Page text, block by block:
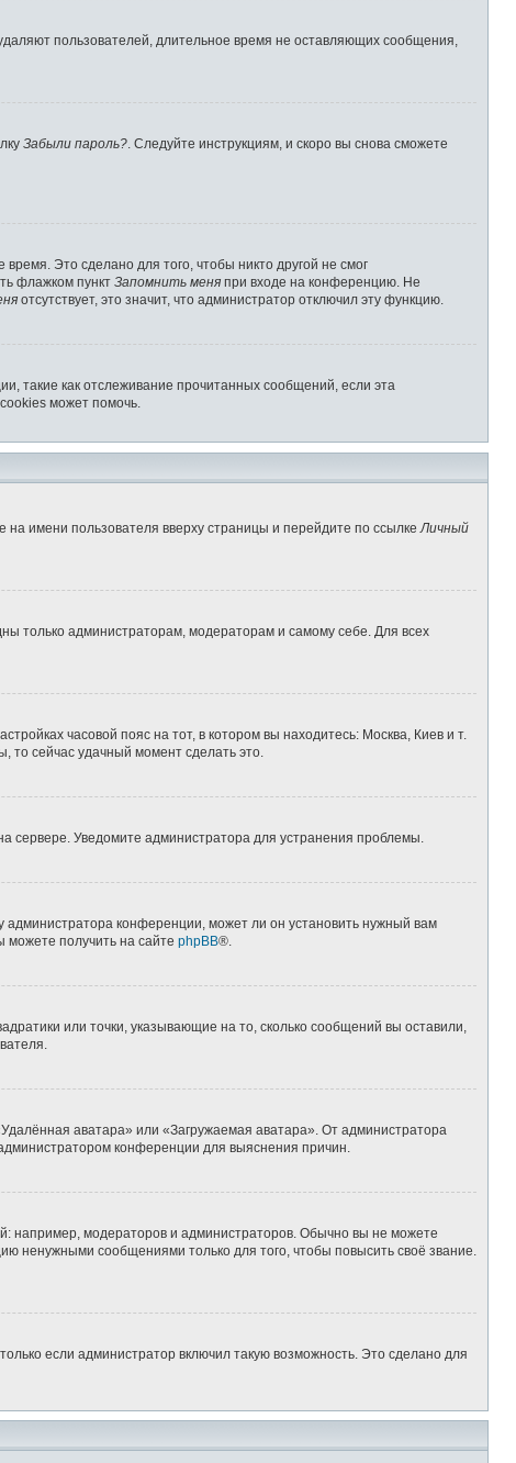
пользователей, длительное время не оставляющих сообщения,
Забыли пароль? . Следуйте инструкциям, и скоро вы снова сможете
Это сделано для того, чтобы никто другой не смог
флажком пункт Запомнить меня при входе на конференцию. Не
отсутствует, это значит, что администратор отключил эту функцию.
такие как отслеживание прочитанных сообщений, если эта
может помочь.
имени пользователя вверху страницы и перейдите по ссылке Личный
только администраторам, модераторам и самому себе. Для всех
часовой пояс на тот, в котором вы находитесь: Москва, Киев и т.
то сейчас удачный момент сделать это.
сервере. Уведомите администратора для устранения проблемы.
конференции, может ли он установить нужный вам
можете получить на сайте phpBB®.
или точки, указывающие на то, сколько сообщений вы оставили,
аватара» или «Загружаемая аватара». От администратора
конференции для выяснения причин.
например, модераторов и администраторов. Обычно вы не можете
ненужными сообщениями только для того, чтобы повысить своё звание.
если администратор включил такую возможность. Это сделано для